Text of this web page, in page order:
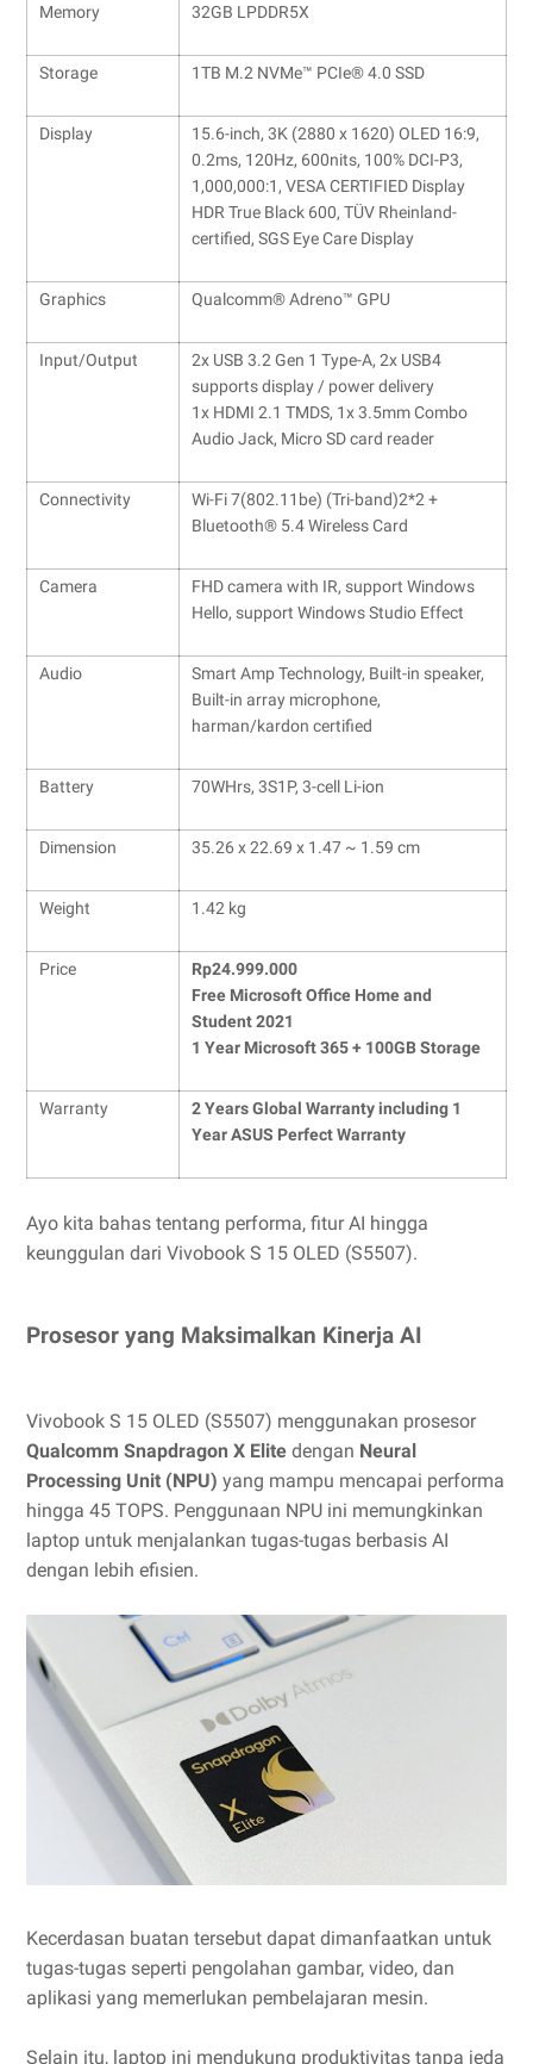
Memory 32GB LPDDR5X
Storage 1TB M.2 NVMe™ PCIe® 4.0 SSD
Display
15.6-inch, 3K (2880 x 1620) OLED 16:9,
0.2ms, 120Hz, 600nits, 100% DCI-P3,
1,000,000:1, VESA CERTIFIED Display
HDR True Black 600, TÜV Rheinland-
certified, SGS Eye Care Display
Graphics Qualcomm® Adreno™ GPU
Input/Output
2x USB 3.2 Gen 1 Type-A, 2x USB4
supports display / power delivery
1x HDMI 2.1 TMDS, 1x 3.5mm Combo
Audio Jack, Micro SD card reader
Connectivity
Wi-Fi 7(802.11be) (Tri-band)2*2 +
Bluetooth® 5.4 Wireless Card
Camera
FHD camera with IR, support Windows
Hello, support Windows Studio Effect
Audio
Smart Amp Technology, Built-in speaker,
Built-in array microphone,
harman/kardon certified
Battery 70WHrs, 3S1P, 3-cell Li-ion
Dimension 35.26 x 22.69 x 1.47 ~ 1.59 cm
Weight 1.42 kg
Price
Rp24.999.000
Free Microsoft Office Home and
Student 2021
1 Year Microsoft 365 + 100GB Storage
Warranty 2 YearsGlobal Warranty including 1
Year ASUS Perfect Warranty
Ayo kita bahas tentang performa, fitur AI hingga
keunggulan dari Vivobook S 15 OLED (S5507).
Prosesor yang Maksimalkan Kinerja AI
Vivobook S 15 OLED (S5507) menggunakan prosesor
Qualcomm Snapdragon X Elite dengan Neural
Processing Unit (NPU) yang mampu mencapai performa
hingga 45 TOPS. Penggunaan NPU ini memungkinkan
laptop untuk menjalankan tugas-tugas berbasis AI
dengan lebih efisien.
Kecerdasan buatan tersebut dapat dimanfaatkan untuk
tugas-tugas seperti pengolahan gambar, video, dan
aplikasi yang memerlukan pembelajaran mesin.
Selain itu, laptop ini mendukung produktivitas tanpa jeda